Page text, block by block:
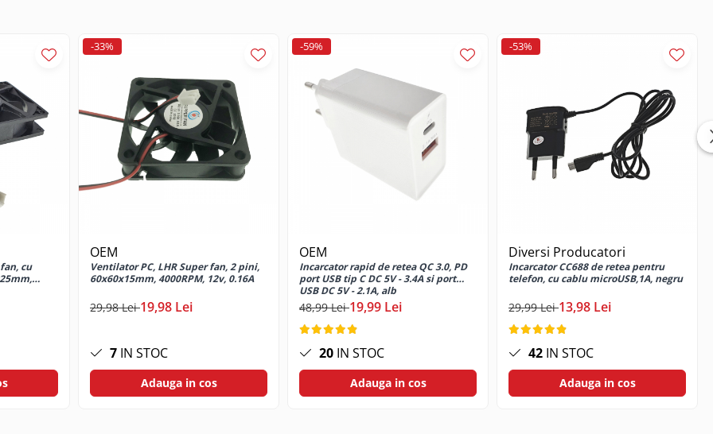
cu
-33%
OEM
Ventilator PC, LHR Super fan, 2 pini,
60x60x15mm, 4000RPM, 12v, 0.16A
29,98 Lei19,98 Lei
7 IN STOC
Adauga in cos
-59%
OEM
Incarcator rapid de retea QC 3.0, PD
port USB tip C DC 5V - 3.4A si port
USB DC 5V - 2.1A, alb
48,99 Lei19,99 Lei
20 IN STOC
Adauga in cos
-53%
Diversi Producatori
Incarcator CC688 de retea pentru
telefon, cu cablu microUSB,1A, negru
29,99 Lei13,98 Lei
42 IN STOC
Adauga in cos